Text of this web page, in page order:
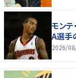
モン
A選手
2026/